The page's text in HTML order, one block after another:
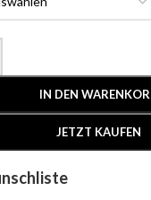
IN DEN
JETZT KAUFEN